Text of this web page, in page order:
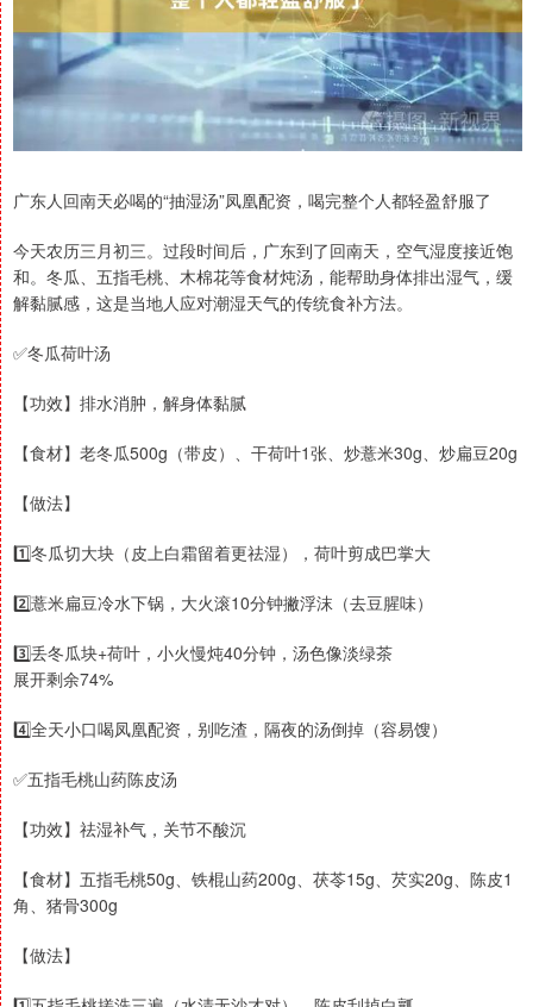
广东人回南天必喝的“抽湿汤”凤凰配资，喝完整个人都轻盈舒服了
今天农历三月初三。过段时间后，广东到了回南天，空气湿度接近饱
和。冬瓜、五指毛桃、木棉花等食材炖汤，能帮助身体排出湿气，缓
解黏腻感，这是当地人应对潮湿天气的传统食补方法。
✅冬瓜荷叶汤
【功效】排水消肿，解身体黏腻
【食材】老冬瓜500g（带皮）、干荷叶1张、炒薏米30g、炒扁豆20g
【做法】
1️⃣冬瓜切大块（皮上白霜留着更祛湿），荷叶剪成巴掌大
2️⃣薏米扁豆冷水下锅，大火滚10分钟撇浮沫（去豆腥味）
3️⃣丢冬瓜块+荷叶，小火慢炖40分钟，汤色像淡绿茶
展开剩余74%
4️⃣全天小口喝凤凰配资，别吃渣，隔夜的汤倒掉（容易馊）
✅五指毛桃山药陈皮汤
【功效】祛湿补气，关节不酸沉
【食材】五指毛桃50g、铁棍山药200g、茯苓15g、芡实20g、陈皮1
角、猪骨300g
【做法】